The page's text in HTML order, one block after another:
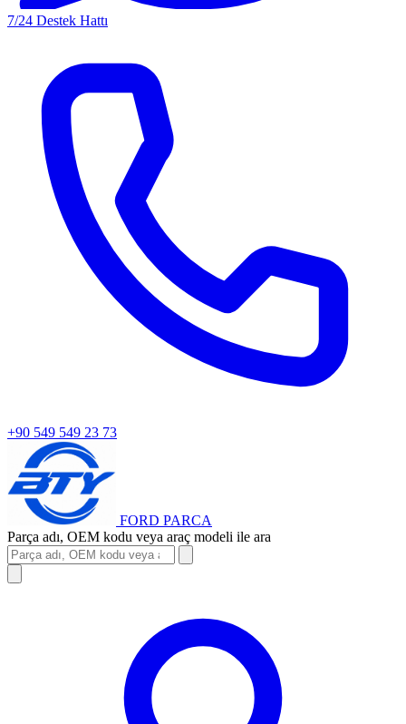
7/24 Destek Hattı
+90 549 549 23 73
FORD PARCA
Parça adı, OEM kodu veya araç modeli ile ara